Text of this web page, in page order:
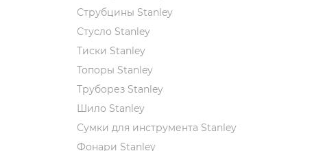
Струбцины Stanley
Стусло Stanley
Тиски Stanley
Топоры Stanley
Труборез Stanley
Шило Stanley
Сумки для инструмента Stanley
Фонари Stanley